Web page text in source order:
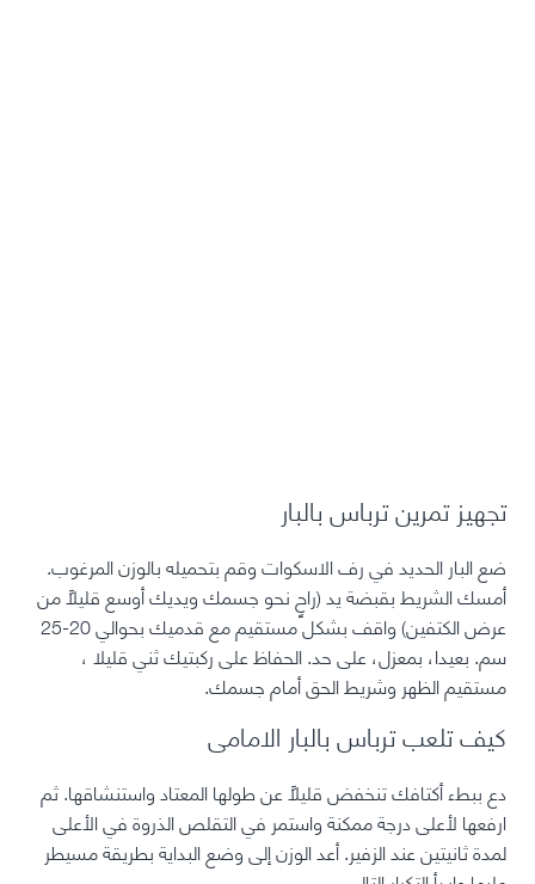
تجهيز تمرين ترباس بالبار
ضع البار الحديد في رف الاسكوات وقم بتحميله بالوزن المرغوب.
أمسك الشريط بقبضة يد (راحٍ نحو جسمك ويديك أوسع قليلاً من
عرض الكتفين) واقف بشكل مستقيم مع قدميك بحوالي 20-25
سم. بعيدا، بمعزل، على حد. الحفاظ على ركبتيك ثني قليلا ،
مستقيم الظهر وشريط الحق أمام جسمك.
كيف تلعب ترباس بالبار الامامى
دع ببطء أكتافك تنخفض قليلاً عن طولها المعتاد واستنشاقها. ثم
ارفعها لأعلى درجة ممكنة واستمر في التقلص الذروة في الأعلى
لمدة ثانيتين عند الزفير. أعد الوزن إلى وضع البداية بطريقة مسيطر